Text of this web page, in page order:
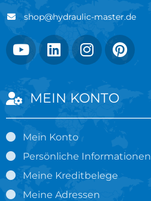
shop@hydraulic-master.de
MEIN KONTO
Mein Konto
Persönliche Informationen
Meine Kreditbelege
Meine Adressen